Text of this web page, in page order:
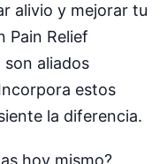
alivio y mejorar tu
Pain Relief
son aliados
estos
la diferencia.
hoy mismo?